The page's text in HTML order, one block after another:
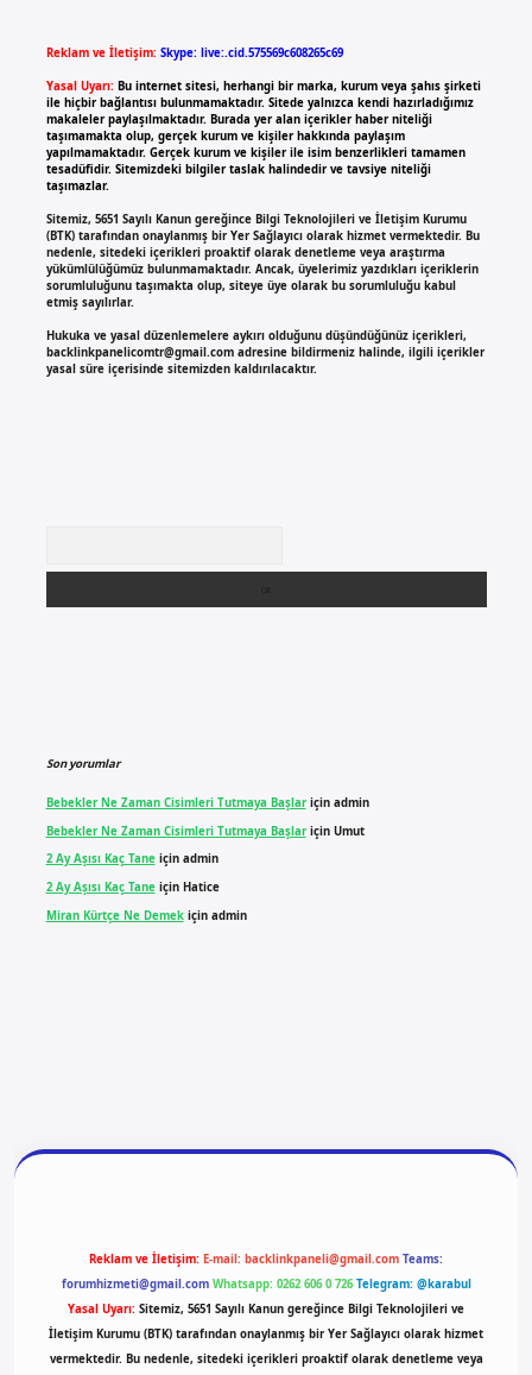
Reklam ve İletişim: Skype: live:.cid.575569c608265c69
Yasal Uyarı: Bu internet sitesi, herhangi bir marka, kurum veya şahıs şirketi
ile hiçbir bağlantısı bulunmamaktadır. Sitede yalnızca kendi hazırladığımız
makaleler paylaşılmaktadır. Burada yer alan içerikler haber niteliği
taşımamakta olup, gerçek kurum ve kişiler hakkında paylaşım
yapılmamaktadır. Gerçek kurum ve kişiler ile isim benzerlikleri tamamen
tesadüfidir. Sitemizdeki bilgiler taslak halindedir ve tavsiye niteliği
taşımazlar.
Sitemiz, 5651 Sayılı Kanun gereğince Bilgi Teknolojileri ve İletişim Kurumu
(BTK) tarafından onaylanmış bir Yer Sağlayıcı olarak hizmet vermektedir. Bu
nedenle, sitedeki içerikleri proaktif olarak denetleme veya araştırma
yükümlülüğümüz bulunmamaktadır. Ancak, üyelerimiz yazdıkları içeriklerin
sorumluluğunu taşımakta olup, siteye üye olarak bu sorumluluğu kabul
etmiş sayılırlar.
Hukuka ve yasal düzenlemelere aykırı olduğunu düşündüğünüz içerikleri,
backlinkpanelicomtr@gmail.comadresine bildirmeniz halinde, ilgili içerikler
yasal süre içerisinde sitemizden kaldırılacaktır.
Son yorumlar
Bebekler Ne Zaman Cisimleri Tutmaya Başlariçin admin
Bebekler Ne Zaman Cisimleri Tutmaya Başlariçin Umut
2 Ay Aşısı Kaç Taneiçin admin
2 Ay Aşısı Kaç Taneiçin Hatice
Miran Kürtçe Ne Demekiçin admin
Reklam ve İletişim: E-mail: backlinkpaneli@gmail.com Teams:
forumhizmeti@gmail.com Whatsapp: 0262 606 0 726 Telegram: @karabul
Yasal Uyarı: Sitemiz, 5651 Sayılı Kanun gereğince Bilgi Teknolojileri ve
İletişim Kurumu (BTK) tarafından onaylanmış bir Yer Sağlayıcı olarak hizmet
vermektedir. Bu nedenle, sitedeki içerikleri proaktif olarak denetleme veya